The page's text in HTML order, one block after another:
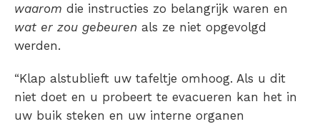
waarom die instructies zo belangrijk waren en
wat er zou gebeuren als ze niet opgevolgd
werden.
“Klap alstublieft uw tafeltje omhoog. Als u dit
niet doet en u probeert te evacueren kan het in
uw buik steken en uw interne organen